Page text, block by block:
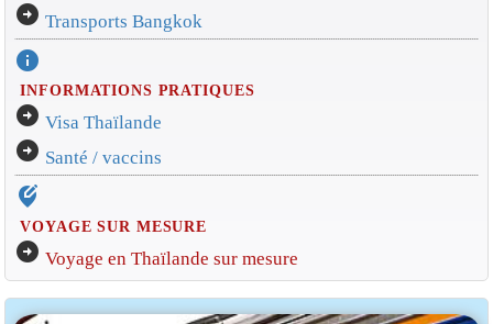
arrow_circle_right Transports Bangkok
info
INFORMATIONS PRATIQUES
arrow_circle_right Visa Thaïlande
arrow_circle_right Santé / vaccins
edit_location_alt
VOYAGE SUR MESURE
arrow_circle_right Voyage en Thaïlande sur mesure